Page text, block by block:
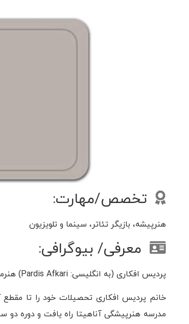
تخصص/مهارت:
هنرپیشه، بازیگر تئاتر، سینما و تلویزیون
معرفی/ بیوگرافی:
پردیس افکاری (به انگلیسی: Pardis Afkari) هنرمند ایرانی، 6 اردیبهشت 1347 در تهران است.
مدرسه هنرپیشگی آناهیتا راه یافت و دوره دو